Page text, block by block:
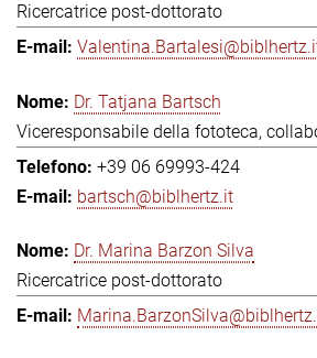
Ricercatrice post-dottorato
Dr. Tatjana Bartsch
Viceresponsabile della fototeca,
+39 06 69993-424
bartsch@biblhertz.it
Dr. Marina Barzon Silva
Ricercatrice post-dottorato